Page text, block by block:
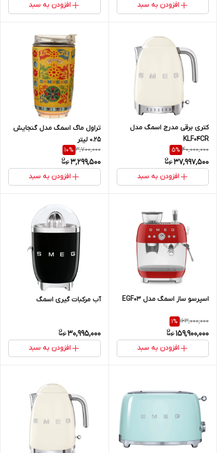
افزودن به سبد افزودن به سبد
کتری برقی مدرج اسمگ مدل
KLF04CR
40,000,000
5%
37,997,500
افزودن به سبد
تراول ماگ اسمگ مدل گنجایش
0.25 لیتر
3,700,000
10%
3,299,500
افزودن به سبد
اسپرسو ساز اسمگ مدل EGF03
163,000,000
1%
159,900,000
افزودن به سبد
آب مرکبات گیری اسمگ
30,995,000
افزودن به سبد